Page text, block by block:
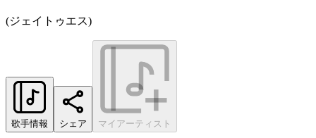
(ジェイトゥエス)
歌手情報 シェア マイアーティスト